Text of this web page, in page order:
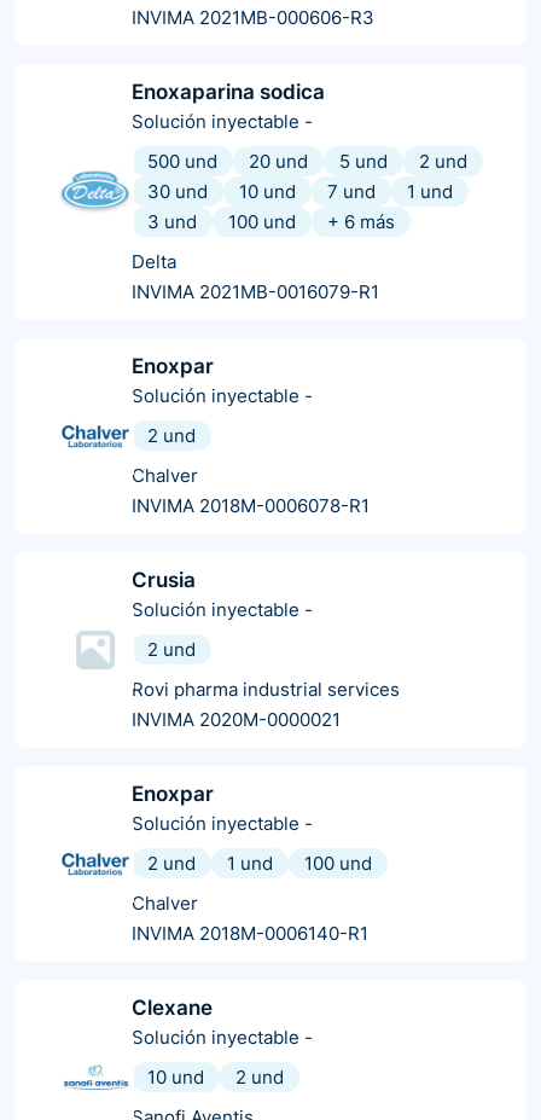
INVIMA 2021MB-000606-R3
Enoxaparina sodica
Solución inyectable -
500 und
20 und 5 und
2 und
30 und
10 und 7 und
1 und
3 und
100 und + 6 más
Delta
INVIMA 2021MB-0016079-R1
Enoxpar
Solución inyectable -
2 und
Chalver
INVIMA 2018M-0006078-R1
Crusia
Solución inyectable -
2 und
Rovi pharma industrial services
INVIMA 2020M-0000021
Enoxpar
Solución inyectable -
2 und
1 und
100 und
Chalver
INVIMA 2018M-0006140-R1
Clexane
Solución inyectable -
10 und
2 und